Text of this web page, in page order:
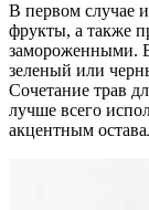
В первом случае
фрукты, а также
замороженными.
зеленый или
Сочетание трав
лучше всего
акцентным